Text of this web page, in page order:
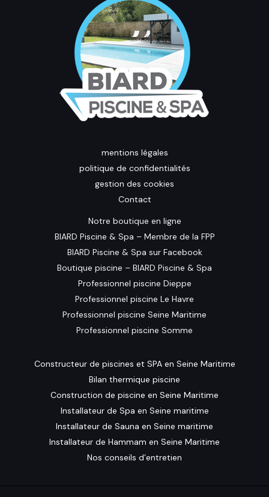
mentions légales
politique de confidentialités
gestion des cookies
Contact
Notre boutique en ligne
BIARD Piscine & Spa – Membre de la FPP
BIARD Piscine & Spa sur Facebook
Boutique piscine – BIARD Piscine & Spa
Professionnel piscine Dieppe
Professionnel piscine Le Havre
Professionnel piscine Seine Maritime
Professionnel piscine Somme
Constructeur de piscines et SPA en Seine Maritime
Bilan thermique piscine
Construction de piscine en Seine Maritime
Installateur de Spa en Seine maritime
Installateur de Sauna en Seine maritime
Installateur de Hammam en Seine Maritime
Nos conseils d’entretien